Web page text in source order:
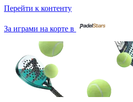
Перейти к контенту
За играми на корте в